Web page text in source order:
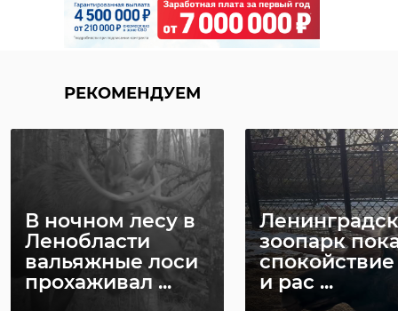
РЕКОМЕНДУЕМ
В ночном лесу в
Ленобласти
вальяжные лоси
прохаживал ...
зоопарк
и рас ...